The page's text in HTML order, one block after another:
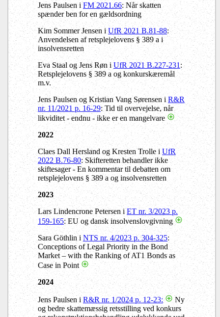
Jens Paulsen iFM 2021.66: Når skatten
spænder ben for en gældsordning
Kim Sommer Jensen iUfR 2021 B.81-88:
Anvendelsen af retsplejelovens § 389 a i
insolvensretten
Eva Staal og Jens Røn iUfR 2021 B.227-231:
Retsplejelovens § 389 a og konkurskæremål
m.v.
Jens Paulsen og Kristian Vang Sørensen iR&R
nr. 11/2021 p. 16-29: Tid til overvejelse, når
likviditet - endnu - ikke er en mangelvare
2022
Claes Dall Hersland og Kresten Trolle iUfR
2022 B.76-80: Skifteretten behandler ikke
skiftesager - En kommentar til debatten om
retsplejelovens § 389 a og insolvensretten
2023
Lars Lindencrone Petersen iET nr. 3/2023 p.
159-165: EU og dansk insolvenslovgivning
Sara Göthlin iNTS nr. 4/2023 p. 304-325:
Conceptions of Legal Priority in the Bond
Market – with the Ranking of AT1 Bonds as
Case in Point
2024
Jens Paulsen iR&R nr. 1/2024 p. 12-23:
Ny
og bedre skattemæssig retsstilling ved konkurs